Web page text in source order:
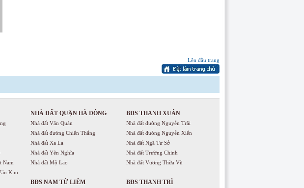
Lên đầu trang
Nam
Kim
NHÀ ĐẤT QUẬN HÀ ĐÔNG
Nhà đất Văn Quán
Nhà đất đường Chiến Thắng
Nhà đất Xa La
Nhà đất Yên Nghĩa
Nhà đất Mộ Lao
BĐS NAM TỪ LIÊM
BĐS THANH XUÂN
Nhà đất đường Nguyễn Trãi
Nhà đất đường Nguyễn Xiển
Nhà đất Ngã Tư Sở
Nhà đất Trường Chinh
Nhà đất Vương Thừa Vũ
BĐS THANH TRÌ